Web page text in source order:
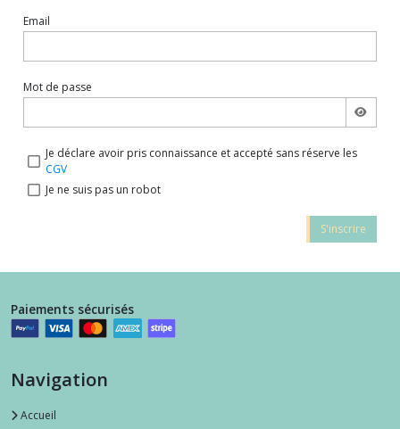
Email
Mot de passe
Je déclare avoir pris connaissance et accepté sans réserve les
CGV
Je ne suis pas un robot
S'inscrire
Paiements sécurisés
Navigation
Accueil